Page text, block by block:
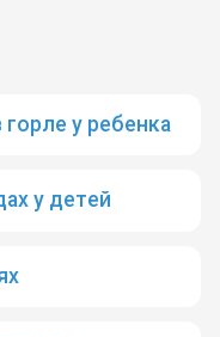
у ребенка
у детей